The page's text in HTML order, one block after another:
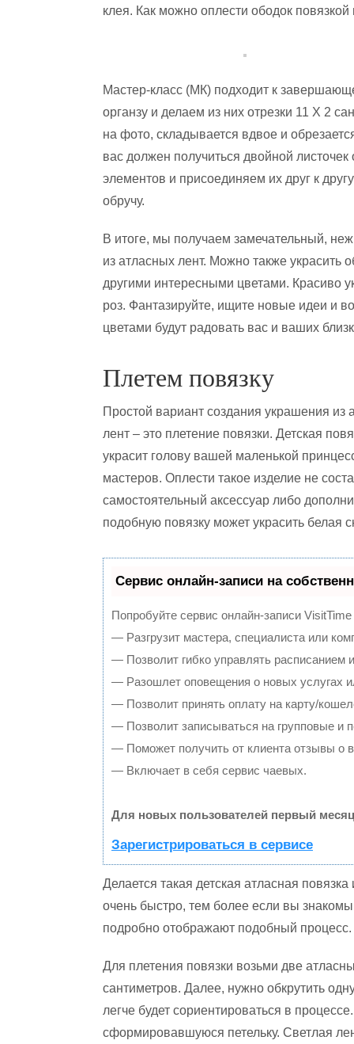
клея. Как можно оплести ободок
Мастер-класс (МК) подходит к
органзу и делаем из них отрезки 11 Х 2
на фото, складывается вдвое и
вас должен получиться двойной
элементов и присоединяем их друг к
обручу.
В итоге, мы получаем замечательный,
из атласных лент. Можно также
другими интересными цветами. Красиво
роз. Фантазируйте, ищите новые идеи и
цветами будут радовать вас и ваших
Плетем повязку
Простой вариант создания украшения из
лент – это плетение повязки. Детская
украсит голову вашей маленькой
мастеров. Оплести такое изделие не
самостоятельный аксессуар либо
подобную повязку может украсить белая
Сервис онлайн-записи на
Попробуйте сервис онлайн-записи
— Разгрузит мастера, специалиста или
— Позволит гибко управлять расписанием и
— Разошлет оповещения о новых услугах
— Позволит принять оплату на карту/
— Позволит записываться на групповые и
— Поможет получить от клиента отзывы о
— Включает в себя сервис чаевых.
Для новых пользователей первый
Зарегистрироваться в сервисе
Делается такая детская атласная
очень быстро, тем более если вы
подробно отображают подобный процесс.
Для плетения повязки возьми две
сантиметров. Далее, нужно обкрутить
легче будет сориентироваться в
сформировавшуюся петельку. Светлая